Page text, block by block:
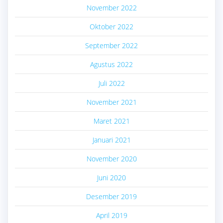
November 2022
Oktober 2022
September 2022
Agustus 2022
Juli 2022
November 2021
Maret 2021
Januari 2021
November 2020
Juni 2020
Desember 2019
April 2019